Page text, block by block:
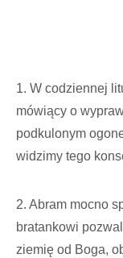
1. W codziennej
mówiący o
podkulonym
widzimy tego
2. Abram mocno
bratankowi
ziemię od Boga,